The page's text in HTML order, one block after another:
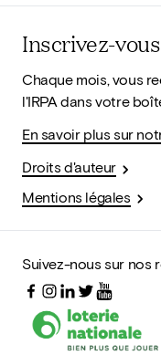
Inscrivez-
Chaque mois, vous
l'IRPA dans votre
En savoir plus sur
Droits d'auteur
Mentions légales
Suivez-nous sur nos